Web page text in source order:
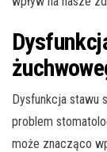
Dysfunkcja stawu
problem
może znacząco